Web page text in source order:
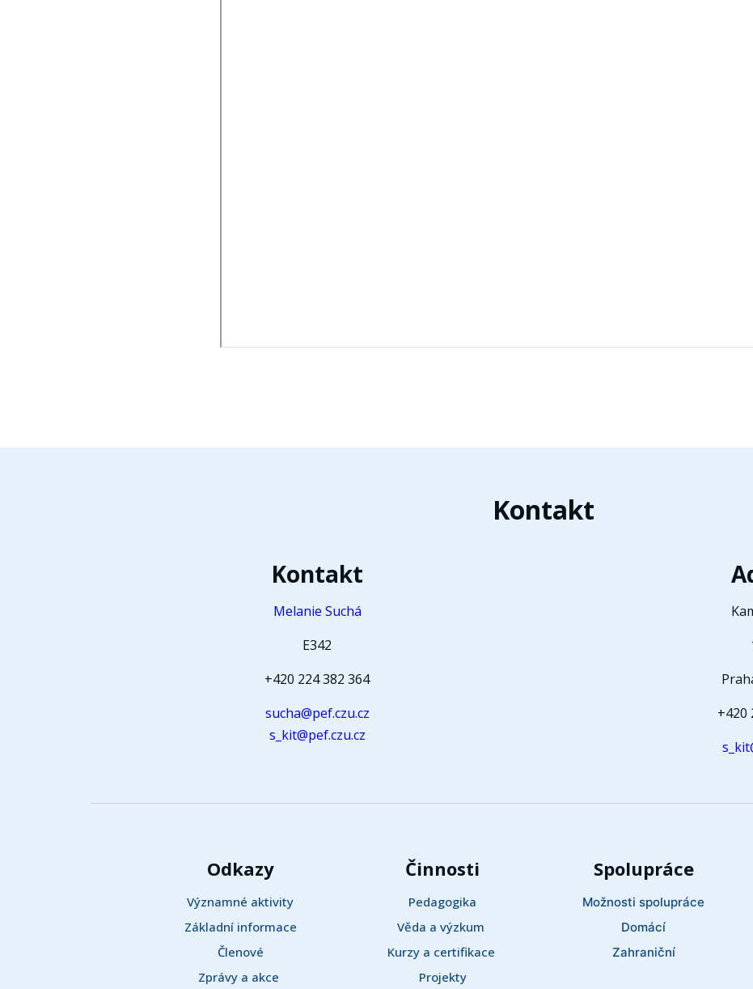
Kontakt
Kontakt
Melanie Suchá
E342
+420 224 382 364
sucha@pef.czu.cz
s_kit@pef.czu.cz
+420
Odkazy
Významné aktivity
Základní informace
Členové
Zprávy a akce
Činnosti
Pedagogika
Věda a výzkum
Kurzy a certifikace
Projekty
Spolupráce
Možnosti spolupráce
Domácí
Zahraniční